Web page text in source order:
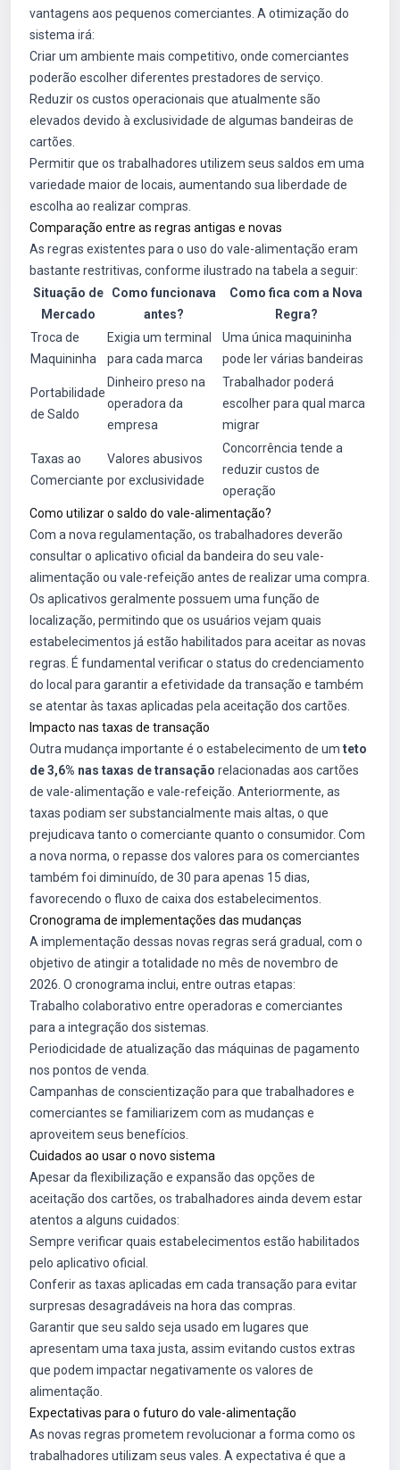
vantagens aos pequenos comerciantes. A otimização do
sistema irá:
Criar um ambiente mais competitivo, onde comerciantes
poderão escolher diferentes prestadores de serviço.
Reduzir os custos operacionais que atualmente são
elevados devido à exclusividade de algumas bandeiras de
cartões.
Permitir que os trabalhadores utilizem seus saldos em uma
variedade maior de locais, aumentando sua liberdade de
escolha ao realizar compras.
Comparação entre as regras antigas e novas
As regras existentes para o uso do vale-alimentação eram
bastante restritivas, conforme ilustrado na tabela a seguir:
Situação de
Mercado
Como funcionava
antes?
Como fica com a Nova
Regra?
Troca de
Maquininha
Exigia um terminal
para cada marca
Uma única maquininha
pode ler várias bandeiras
Portabilidade
de Saldo
Dinheiro preso na
operadora da
empresa
Trabalhador poderá
escolher para qual marca
migrar
Taxas ao
Comerciante
Valores abusivos
por exclusividade
Concorrência tende a
reduzir custos de
operação
Como utilizar o saldo do vale-alimentação?
Com a nova regulamentação, os trabalhadores deverão
consultar o aplicativo oficial da bandeira do seu vale-
alimentação ou vale-refeição antes de realizar uma compra.
Os aplicativos geralmente possuem uma função de
localização, permitindo que os usuários vejam quais
estabelecimentos já estão habilitados para aceitar as novas
regras. É fundamental verificar o status do credenciamento
do local para garantir a efetividade da transação e também
se atentar às taxas aplicadas pela aceitação dos cartões.
Impacto nas taxas de transação
Outra mudança importante é o estabelecimento de um teto
de 3,6% nas taxas de transação relacionadas aos cartões
de vale-alimentação e vale-refeição. Anteriormente, as
taxas podiam ser substancialmente mais altas, o que
prejudicava tanto o comerciante quanto o consumidor. Com
a nova norma, o repasse dos valores para os comerciantes
também foi diminuído, de 30 para apenas 15 dias,
favorecendo o fluxo de caixa dos estabelecimentos.
Cronograma de implementações das mudanças
A implementação dessas novas regras será gradual, com o
objetivo de atingir a totalidade no mês de novembro de
2026. O cronograma inclui, entre outras etapas:
Trabalho colaborativo entre operadoras e comerciantes
para a integração dos sistemas.
Periodicidade de atualização das máquinas de pagamento
nos pontos de venda.
Campanhas de conscientização para que trabalhadores e
comerciantes se familiarizem com as mudanças e
aproveitem seus benefícios.
Cuidados ao usar o novo sistema
Apesar da flexibilização e expansão das opções de
aceitação dos cartões, os trabalhadores ainda devem estar
atentos a alguns cuidados:
Sempre verificar quais estabelecimentos estão habilitados
pelo aplicativo oficial.
Conferir as taxas aplicadas em cada transação para evitar
surpresas desagradáveis na hora das compras.
Garantir que seu saldo seja usado em lugares que
apresentam uma taxa justa, assim evitando custos extras
que podem impactar negativamente os valores de
alimentação.
Expectativas para o futuro do vale-alimentação
As novas regras prometem revolucionar a forma como os
trabalhadores utilizam seus vales. A expectativa é que a